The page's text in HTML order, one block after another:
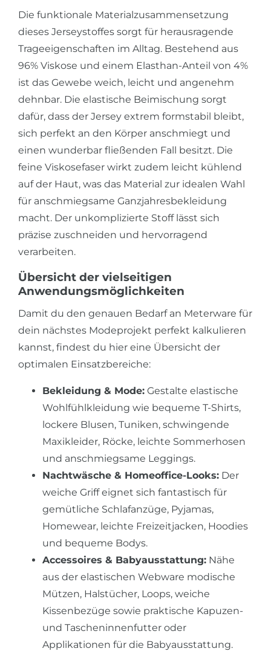
Die funktionale Materialzusammensetzung
dieses Jerseystoffes sorgt für herausragende
Trageeigenschaften im Alltag. Bestehend aus
96% Viskose und einem Elasthan-Anteil von 4%
ist das Gewebe weich, leicht und angenehm
dehnbar. Die elastische Beimischung sorgt
dafür, dass der Jersey extrem formstabil bleibt,
sich perfekt an den Körper anschmiegt und
einen wunderbar fließenden Fall besitzt. Die
feine Viskosefaser wirkt zudem leicht kühlend
auf der Haut, was das Material zur idealen Wahl
für anschmiegsame Ganzjahresbekleidung
macht. Der unkomplizierte Stoff lässt sich
präzise zuschneiden und hervorragend
verarbeiten.
Übersicht der vielseitigen
Anwendungsmöglichkeiten
Damit du den genauen Bedarf an Meterware für
dein nächstes Modeprojekt perfekt kalkulieren
kannst, findest du hier eine Übersicht der
optimalen Einsatzbereiche:
Bekleidung & Mode: Gestalte elastische
Wohlfühlkleidung wie bequeme T-Shirts,
lockere Blusen, Tuniken, schwingende
Maxikleider, Röcke, leichte Sommerhosen
und anschmiegsame Leggings.
Nachtwäsche & Homeoffice-Looks: Der
weiche Griff eignet sich fantastisch für
gemütliche Schlafanzüge, Pyjamas,
Homewear, leichte Freizeitjacken, Hoodies
und bequeme Bodys.
Accessoires & Babyausstattung: Nähe
aus der elastischen Webware modische
Mützen, Halstücher, Loops, weiche
Kissenbezüge sowie praktische Kapuzen-
und Tascheninnenfutter oder
Applikationen für die Babyausstattung.